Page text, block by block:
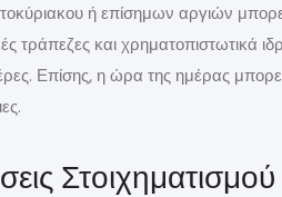
ή επίσημων αργιών
και χρηματοπιστωτικά
Επίσης, η ώρα της ημέρας
Στοιχηματισμού